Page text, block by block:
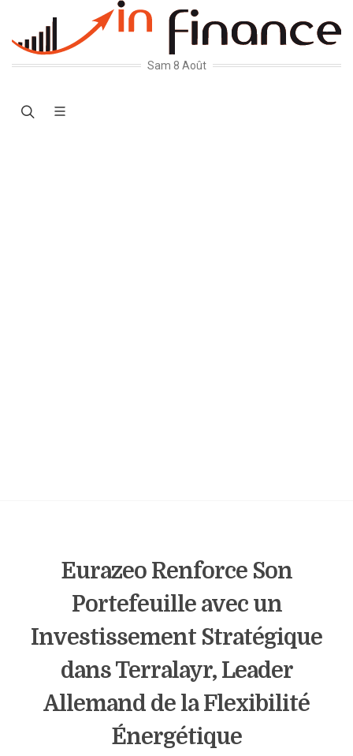
Sam 8 Août
Eurazeo Renforce Son
Portefeuille avec un
Investissement Stratégique
dans Terralayr, Leader
Allemand de la Flexibilité
Énergétique